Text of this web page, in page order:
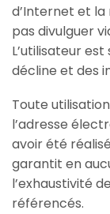
d’Internet et
pas divulguer
L’utilisateur
décline et des
Toute
l’adresse
avoir été
garantit en
l’exhaustivité
référencés.​